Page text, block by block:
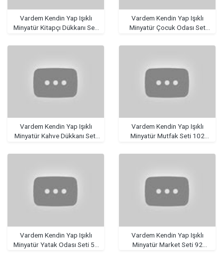
Vardem Kendin Yap Işıklı
Minyatür Kitapçı Dükkanı Seti
Vardem Kendin Yap Işıklı
Minyatür Çocuk Odası Set
Vardem Kendin Yap Işıklı
Minyatür Kahve Dükkanı Seti
Vardem Kendin Yap Işıklı
Minyatür Mutfak Seti 102
Vardem Kendin Yap Işıklı
Minyatür Yatak Odası Seti 55
Vardem Kendin Yap Işıklı
Minyatür Market Seti 92